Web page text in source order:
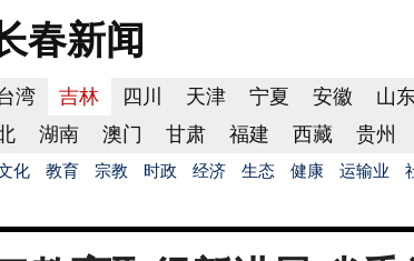
春新闻
湾 吉林 四川 天津 宁夏 安徽 山
湖南 澳门 甘肃 福建 西藏 贵州
化 教育 宗教 时政 经济 生态 健康 运输业